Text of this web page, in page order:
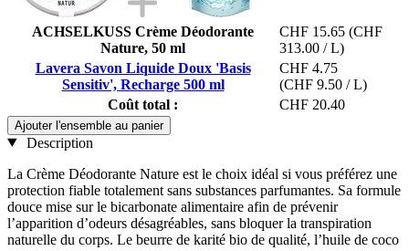
ACHSELKUSS Crème Déodorante
Nature, 50 ml
CHF 15.65 (CHF
313.00 / L)
Lavera Savon Liquide Doux 'Basis
Sensitiv', Recharge 500 ml
CHF 4.75
(CHF 9.50 / L)
Coût total :
CHF 20.40
Ajouter l'ensemble au panier
Description
La Crème Déodorante Nature est le choix idéal si vous préférez une
protection fiable totalement sans substances parfumantes. Sa formule
douce mise sur le bicarbonate alimentaire afin de prévenir
l’apparition d’odeurs désagréables, sans bloquer la transpiration
naturelle du corps. Le beurre de karité bio de qualité, l’huile de coco